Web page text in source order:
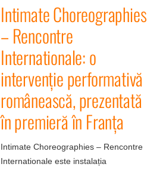
Intimate Choreographies
– Rencontre
Internationale: o
intervenție performativă
românească, prezentată
în premieră în Franța
Intimate Choreographies – Rencontre
Internationale este instalația